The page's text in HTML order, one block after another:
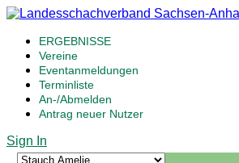
ERGEBNISSE
Vereine
Eventanmeldungen
Terminliste
An-/Abmelden
Antrag neuer Nutzer
Sign In